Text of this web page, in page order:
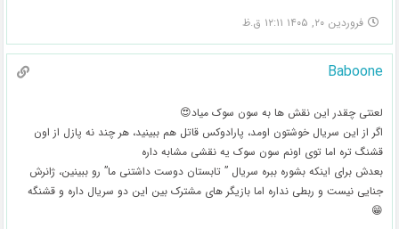
فروردین ۲۰, ۱۴۰۵ ۱۲:۱۱ ق.ظ
Baboone
لعنتی چقدر این نقش ها به سون سوک میاد😍
اگر از این سریال خوشتون اومد، پارادوکس قاتل هم ببینید، هر چند نه پازل از اون
قشنگ تره اما توی اونم سون سوک یه نقشی مشابه داره
بعدش برای اینکه بشوره ببره سریال ” تابستان دوست داشتنی ما” رو ببینین، ژانرش
جنایی نیست و ربطی نداره اما بازیگر های مشترک بین این دو سریال داره و قشنگه
😁